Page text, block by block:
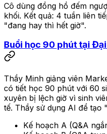
Cô dùng đồng hồ đếm
khối. Kết quả: 4 tuần liên
"đang hay thì hết giờ".
Buổi học 90 phút tại
Thầy Minh giảng viên
có tiết học 90 phút với 60
xuyên bị lệch giờ vì sinh
tế. Thầy sử dụng AI để tạo
Kế hoạch A (Q&A